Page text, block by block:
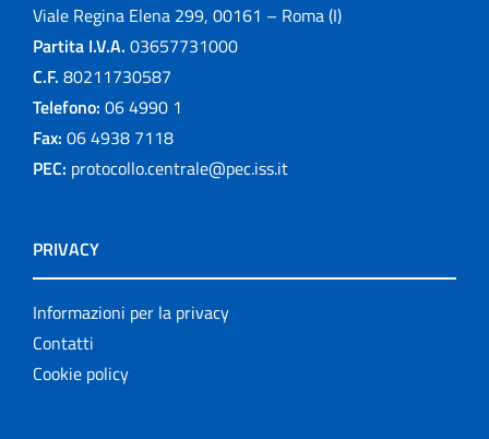
Viale Regina Elena 299, 00161 – Roma (I)
Partita I.V.A. 03657731000
C.F. 80211730587
Telefono: 06 4990 1
Fax: 06 4938 7118
PEC: protocollo.centrale@pec.iss.it
PRIVACY
Informazioni per la privacy
Contatti
Cookie policy